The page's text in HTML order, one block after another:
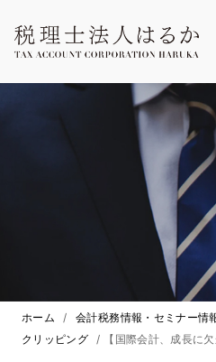
ホーム / 会計税務情報・セミナー情
クリッピング / 【国際会計、成長に欠